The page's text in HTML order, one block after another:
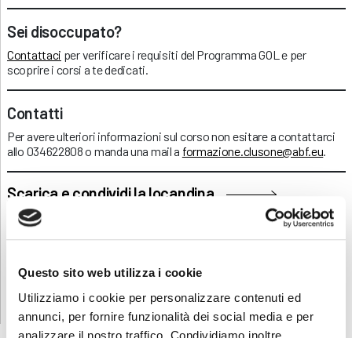
Questo sito web utilizza i cookie
Utilizziamo i cookie per personalizzare contenuti ed
annunci, per fornire funzionalità dei social media e per
analizzare il nostro traffico. Condividiamo inoltre
Sei disoccupato?
Contattaci per verificare i requisiti del Programma GOL e per
scoprire i corsi a te dedicati.
Contatti
Per avere ulteriori informazioni sul corso non esitare a contattarci
allo 034622808 o manda una mail a formazione.clusone@abf.eu
Scarica e condividi la locandina